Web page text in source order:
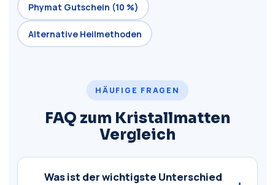
Phymat Gutschein (10 %)
Alternative Heilmethoden
HÄUFIGE FRAGEN
FAQ zum Kristallmatten
Vergleich
Was ist der wichtigste Unterschied